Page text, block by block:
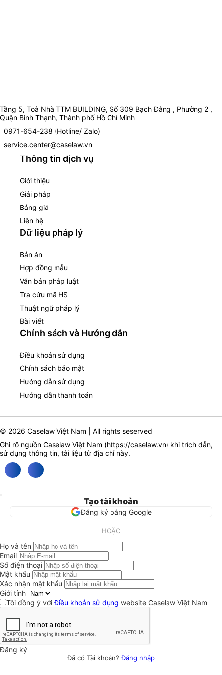
Tầng 5, Toà Nhà TTM BUILDING, Số 309 Bạch Đằng , Phường 2 ,
Quận Bình Thạnh, Thành phố Hồ Chí Minh
0971-654-238 (Hotline/ Zalo)
service.center@caselaw.vn
Thông tin dịch vụ
Giới thiệu
Giải pháp
Bảng giá
Liên hệ
Dữ liệu pháp lý
Bản án
Hợp đồng mẫu
Văn bản pháp luật
Tra cứu mã HS
Thuật ngữ pháp lý
Bài viết
Chính sách và Hướng dẫn
Điều khoản sử dụng
Chính sách bảo mật
Hướng dẫn sử dụng
Hướng dẫn thanh toán
© 2026 Caselaw Việt Nam | All rights seserved
Ghi rõ nguồn Caselaw Việt Nam (https://caselaw.vn) khi trích dẫn,
sử dụng thông tin, tài liệu từ địa chỉ này.
Tạo tài khoản
Đăng ký bằng Google
HOẶC
Họ và tên
Email
Số điện thoại
Mật khẩu
Xác nhận mật khẩu
Giới tính
Tôi đồng ý vớiĐiều khoản sử dụng website Caselaw Việt Nam
Đăng ký
Đã có Tài khoản?Đăng nhập